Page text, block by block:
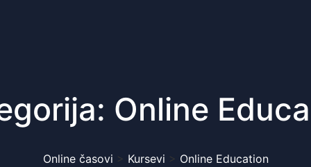
Online
Online časovi > Kursevi > Online Education